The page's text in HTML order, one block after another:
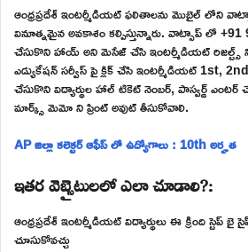
ఆంధ్రప్రదేశ్ ఇంటర్మీడియట్ ఫలితాలను మొబైల్ లోని
వినూత్నమైన అవకాశం కల్పిస్తున్నారు. వాట్సాప్ లో
చేసుకొని హాయ్ అని మెసేజ్ చేసి ఇంటర్మీడియట్ రిజల్ట్స్
ఎడ్యుకేషన్ సర్వీస్ పై క్లిక్ చేసి ఇంటర్మీడియట్ 1st,
చేసుకొని విద్యార్థుల హాల్ టికెట్ నెంబర్, పాస్వర్డ్ ఎంటర్
మార్క్స్ మెమో ని ప్రింట్ అవుట్ తీసుకోవాలి.
AP జిల్లా కలెక్టర్ ఆఫీస్ లో ఉద్యోగాలు : 10th అర్హత
ఇతర వెబ్సైటులలో ఎలా చూడాలి?:
ఆంధ్రప్రదేశ్ ఇంటర్మీడియట్ విద్యార్థులు ఈ క్రింది స్టెప్
చూసుకోవచ్చు